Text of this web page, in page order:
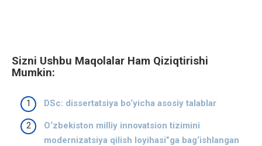
Sizni Ushbu Maqolalar Ham Qiziqtirishi
Mumkin:
DSc: dissertatsiya bo‘yicha asosiy talablar
O‘zbekiston milliy innovatsion tizimini
modernizatsiya qilish loyihasi”ga bag‘ishlangan